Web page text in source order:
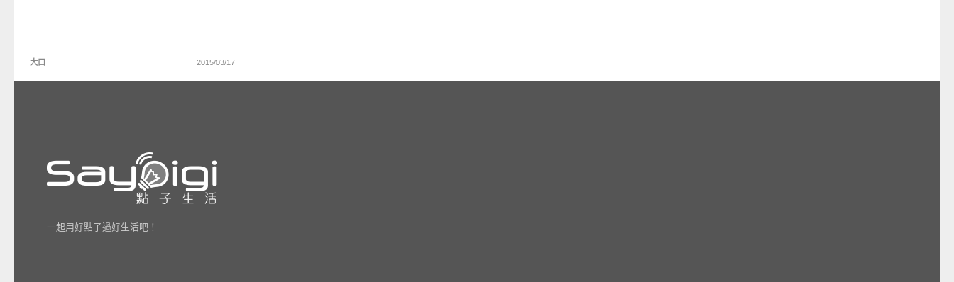
大口 2015/03/17
一起用好點子過好生活吧！